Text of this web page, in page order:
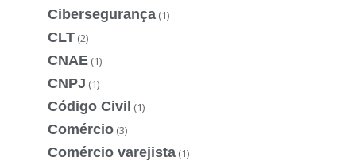
Cibersegurança (1)
CLT (2)
CNAE (1)
CNPJ (1)
Código Civil (1)
Comércio (3)
Comércio varejista (1)